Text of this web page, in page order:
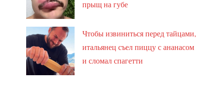
прыщ на губе
Чтобы извиниться перед тайцами,
итальянец съел пиццу с ананасом
и сломал спагетти